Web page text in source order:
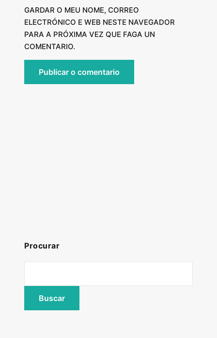
GARDAR O MEU NOME, CORREO
ELECTRÓNICO E WEB NESTE NAVEGADOR
PARA A PRÓXIMA VEZ QUE FAGA UN
COMENTARIO.
Procurar